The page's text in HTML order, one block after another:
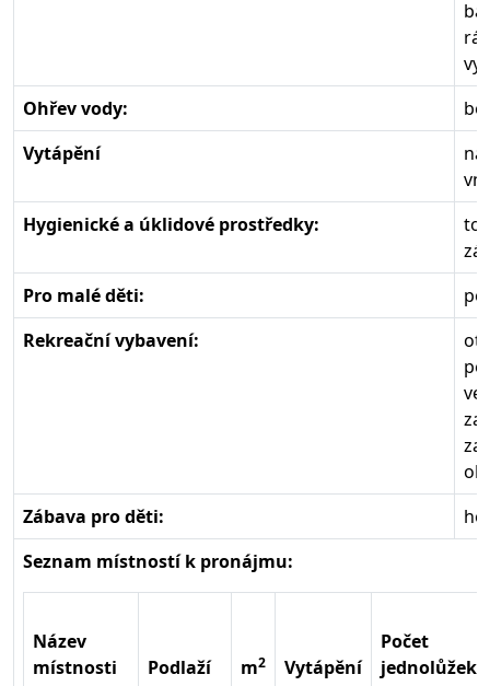
Ohřev vody:
Vytápění
na
Hygienické a úklidové prostředky:
Pro malé děti:
Rekreační vybavení:
Zábava pro děti:
Seznam místností k pronájmu:
Název
místnosti
Podlaží m2 Vytápění
Počet
jednolůžek